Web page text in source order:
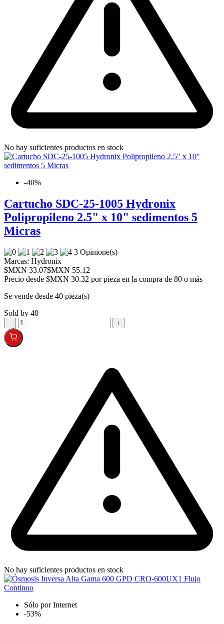
No hay suficientes productos en stock
-40%
Cartucho SDC-25-1005 Hydronix
Polipropileno 2.5" x 10" sedimentos 5
Micras
3 Opinione(s)
Marcas: Hydronix
$MXN 33.07$MXN 55.12
Precio desde $MXN 30.32 por pieza en la compra de 80 o más
Se vende desde 40 pieza(s)
Sold by 40
− +
No hay suficientes productos en stock
Sólo por Internet
-53%